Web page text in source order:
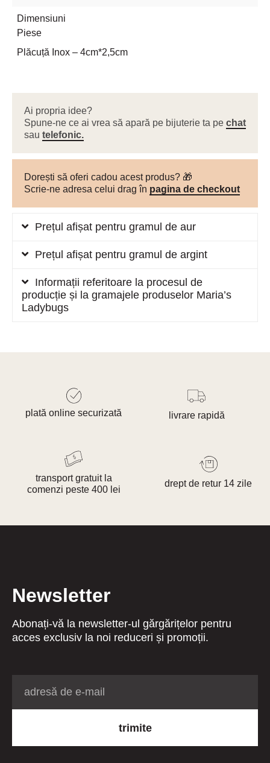
Dimensiuni
Piese
Plăcuță Inox – 4cm*2,5cm
Ai propria idee?
Spune-ne ce ai vrea să apară pe bijuterie ta pe chat
sau telefonic.
Dorești să oferi cadou acest produs? 🎁
Scrie-ne adresa celui drag în pagina de checkout
Prețul afișat pentru gramul de aur
Prețul afișat pentru gramul de argint
Informații referitoare la procesul de
producție și la gramajele produselor Maria’s
Ladybugs
plată online securizată livrare rapidă
transport gratuit la
comenzi peste 400 lei
drept de retur 14 zile
Newsletter
Abonați-vă la newsletter-ul gărgărițelor pentru
acces exclusiv la noi reduceri și promoții.
trimite